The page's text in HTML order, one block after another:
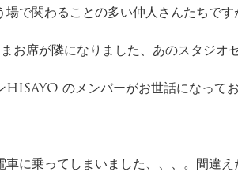
場で関わることの多い仲人さんたちで
お席が隣になりました、あのスタジオ
HISAYO のメンバーがお世話になってお
に乗ってしまいました、、、。間違え